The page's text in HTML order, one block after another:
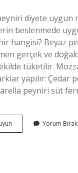
diyete uygun
beslenmede
hangisi? Beyaz
gerçek ve
tüketilir.
yapılır:
peyniri süt
Mozzarella
Peyniri
Yorum Bırak